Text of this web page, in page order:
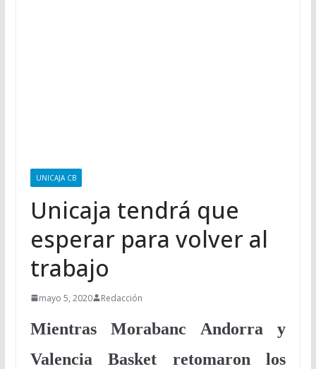
UNICAJA CB
Unicaja tendrá que
esperar para volver al
trabajo
mayo 5, 2020 Redacción
Mientras Morabanc Andorra y
Valencia Basket retomaron los